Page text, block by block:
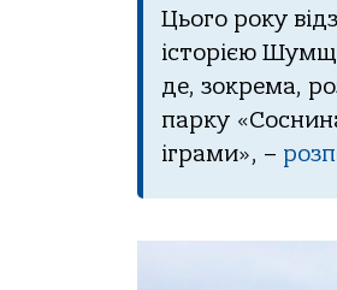
Цього року
історією
де, зокрема,
парку
іграми», –